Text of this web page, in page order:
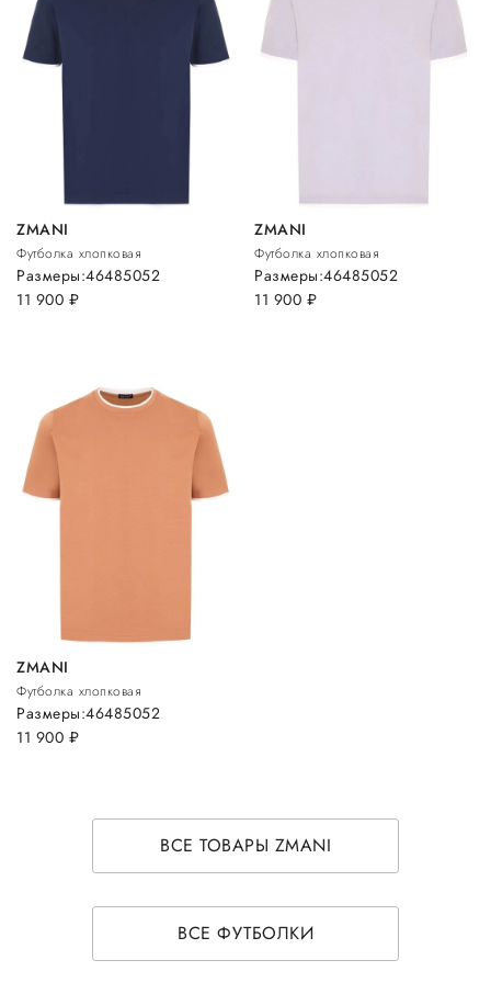
ZMANI
Футболка хлопковая
11 900 руб.
Размеры:46485052
ZMANI
Футболка хлопковая
11 900 руб.
Размеры:46485052
ZMANI
Футболка хлопковая
11 900 руб.
Размеры:46485052
ВСЕ ТОВАРЫ ZMANI
ВСЕ ФУТБОЛКИ